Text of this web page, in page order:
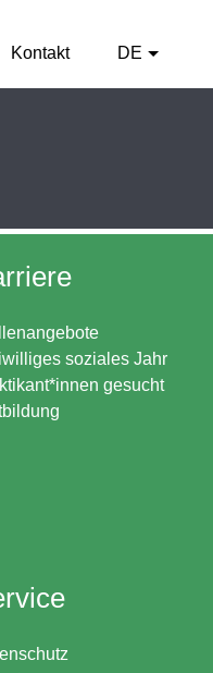
Kontakt DE
soziales Jahr
gesucht